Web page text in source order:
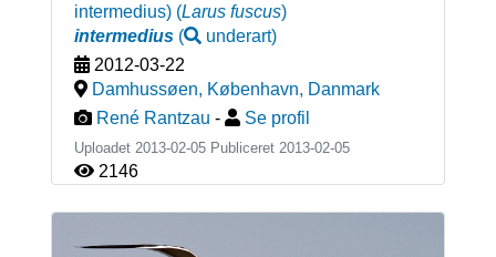
intermedius) (Larus fuscus)
intermedius( underart)
2012-03-22
Damhussøen, København, Danmark
René Rantzau - Se profil
Uploadet 2013-02-05 Publiceret 2013-02-05
2146